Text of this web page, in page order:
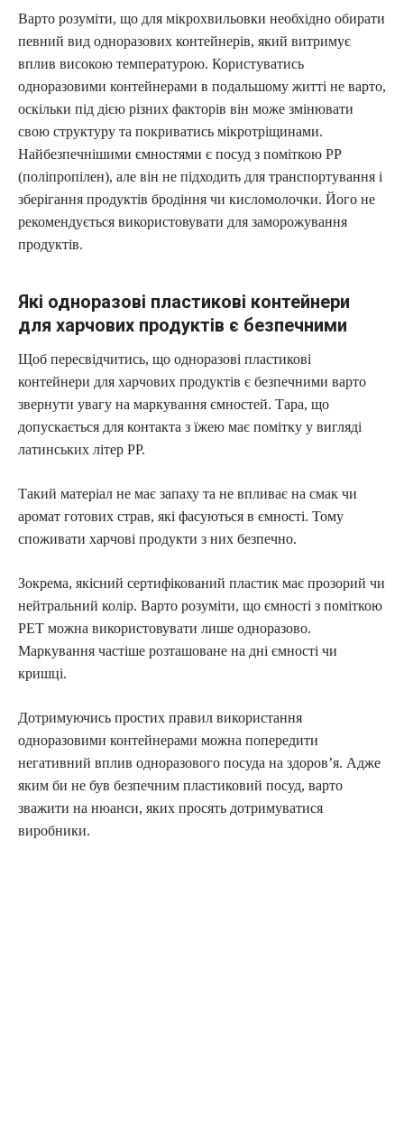
Варто розуміти, що для мікрохвильовки необхідно обирати
певний вид одноразових контейнерів, який витримує
вплив високою температурою. Користуватись
одноразовими контейнерами в подальшому житті не варто,
оскільки під дією різних факторів він може змінювати
свою структуру та покриватись мікротріщинами.
Найбезпечнішими ємностями є посуд з поміткою РР
(поліпропілен), але він не підходить для транспортування і
зберігання продуктів бродіння чи кисломолочки. Його не
рекомендується використовувати для заморожування
продуктів.
Які одноразові пластикові контейнери
для харчових продуктів є безпечними
Щоб пересвідчитись, що одноразові пластикові
контейнери для харчових продуктів є безпечними варто
звернути увагу на маркування ємностей. Тара, що
допускається для контакта з їжею має помітку у вигляді
латинських літер PP.
Такий матеріал не має запаху та не впливає на смак чи
аромат готових страв, які фасуються в ємності. Тому
споживати харчові продукти з них безпечно.
Зокрема, якісний сертифікований пластик має прозорий чи
нейтральний колір. Варто розуміти, що ємності з поміткою
PET можна використовувати лише одноразово.
Маркування частіше розташоване на дні ємності чи
кришці.
Дотримуючись простих правил використання
одноразовими контейнерами можна попередити
негативний вплив одноразового посуда на здоров’я. Адже
яким би не був безпечним пластиковий посуд, варто
зважити на нюанси, яких просять дотримуватися
виробники.